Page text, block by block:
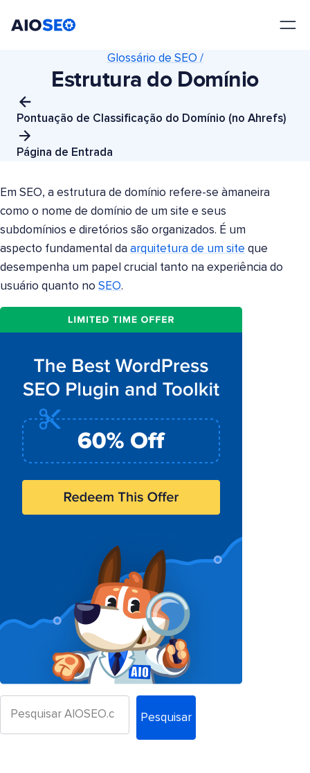
Pontuação de Classificação do Domínio (no Ahrefs)
Glossário de SEO /
Estrutura do Domínio
Página de Entrada
Em SEO, a estrutura de domínio refere-se àmaneira
como o nome de domínio de um site e seus
subdomínios e diretórios são organizados. É um
aspecto fundamental da arquitetura de um site que
desempenha um papel crucial tanto na experiência do
usuário quanto no SEO.
Pesquisar